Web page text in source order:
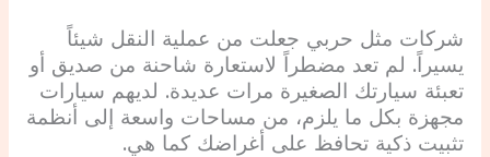
شركات مثل حربي جعلت من عملية النقل شيئاً
يسيراً. لم تعد مضطراً لاستعارة شاحنة من صديق أو
تعبئة سيارتك الصغيرة مرات عديدة. لديهم سيارات
مجهزة بكل ما يلزم، من مساحات واسعة إلى أنظمة
تثبيت ذكية تحافظ على أغراضك كما هي.